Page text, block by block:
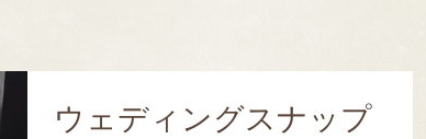
ウェディングスナップ